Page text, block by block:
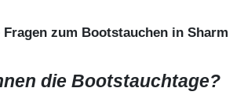
zum Bootstauchen in Sharm
die Bootstauchtage?